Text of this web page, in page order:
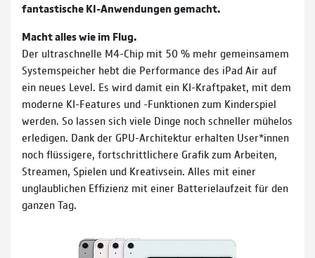
fantastische KI-Anwendungen gemacht.
Macht alles wie im Flug.
Der ultraschnelle M4-Chip mit 50 % mehr gemeinsamem
Systemspeicher hebt die Performance des iPad Air auf
ein neues Level. Es wird damit ein KI-Kraftpaket, mit dem
moderne KI-Features und -Funktionen zum Kinderspiel
werden. So lassen sich viele Dinge noch schneller mühelos
erledigen. Dank der GPU-Architektur erhalten User*innen
noch flüssigere, fortschrittlichere Grafik zum Arbeiten,
Streamen, Spielen und Kreativsein. Alles mit einer
unglaublichen Effizienz mit einer Batterielaufzeit für den
ganzen Tag.